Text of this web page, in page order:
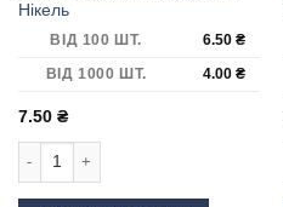
Нікель
ВІД 100 ШТ. 6.50₴
ВІД 1000 ШТ.
4.00₴
7.50 ₴